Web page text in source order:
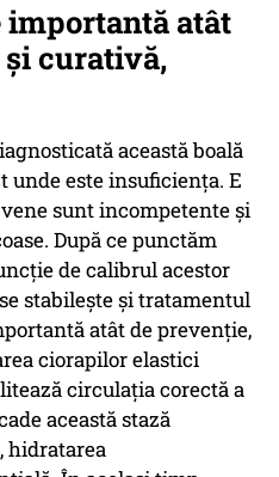
importantă atât
și curativă,
această boală
unde este insuficiența. E
sunt incompetente și
După ce punctăm
de calibrul acestor
stabilește și tratamentul
atât de prevenție,
ciorapilor elastici
circulația corectă a
această stază
hidratarea